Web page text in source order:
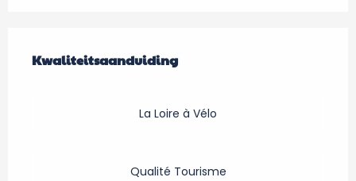
Kwaliteitsaanduiding
Kwaliteitsaanduiding
La Loire à Vélo
Qualité Tourisme